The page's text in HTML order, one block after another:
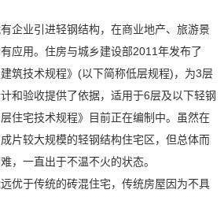
企业引进轻钢结构，在商业地产、旅游景
应用。住房与城乡建设部2011年发布了
建筑技术规程》(以下简称低层规程)，为3层
和验收提供了依据，适用于6层及以下轻钢
住宅技术规程》目前正在编制中。虽然在
片较大规模的轻钢结构住宅区，但总体而
，一直出于不温不火的状态。
优于传统的砖混住宅，传统房屋因为不具